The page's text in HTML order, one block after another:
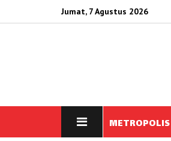
Jumat, 7 Agustus 2026
METROPOLIS